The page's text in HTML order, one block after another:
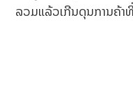
ລວມແລ້ວເກີນດຸນການຄ້າ